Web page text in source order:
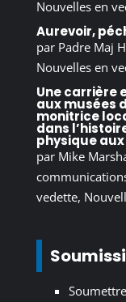
Nouvelles en
Aurevoir,
par Padre Maj
Nouvelles en
Une carrière
aux musées
monitrice
dans
physique aux
par Mike
vedette,